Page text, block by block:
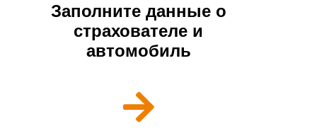
Заполните данные о
страхователе и
автомобиль